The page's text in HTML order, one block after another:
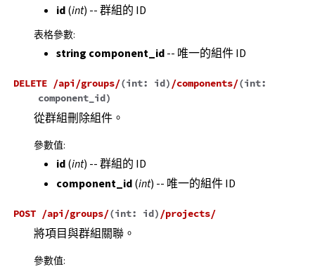
id(int) -- 群組的 ID
表格參數:
string component_id-- 唯一的組件 ID
DELETE /api/groups/(int: id) /components/(int:
component_id)
從群組刪除組件。
參數值:
id(int) -- 群組的 ID
component_id(int) -- 唯一的組件 ID
POST /api/groups/(int: id) /projects/
將項目與群組關聯。
參數值: